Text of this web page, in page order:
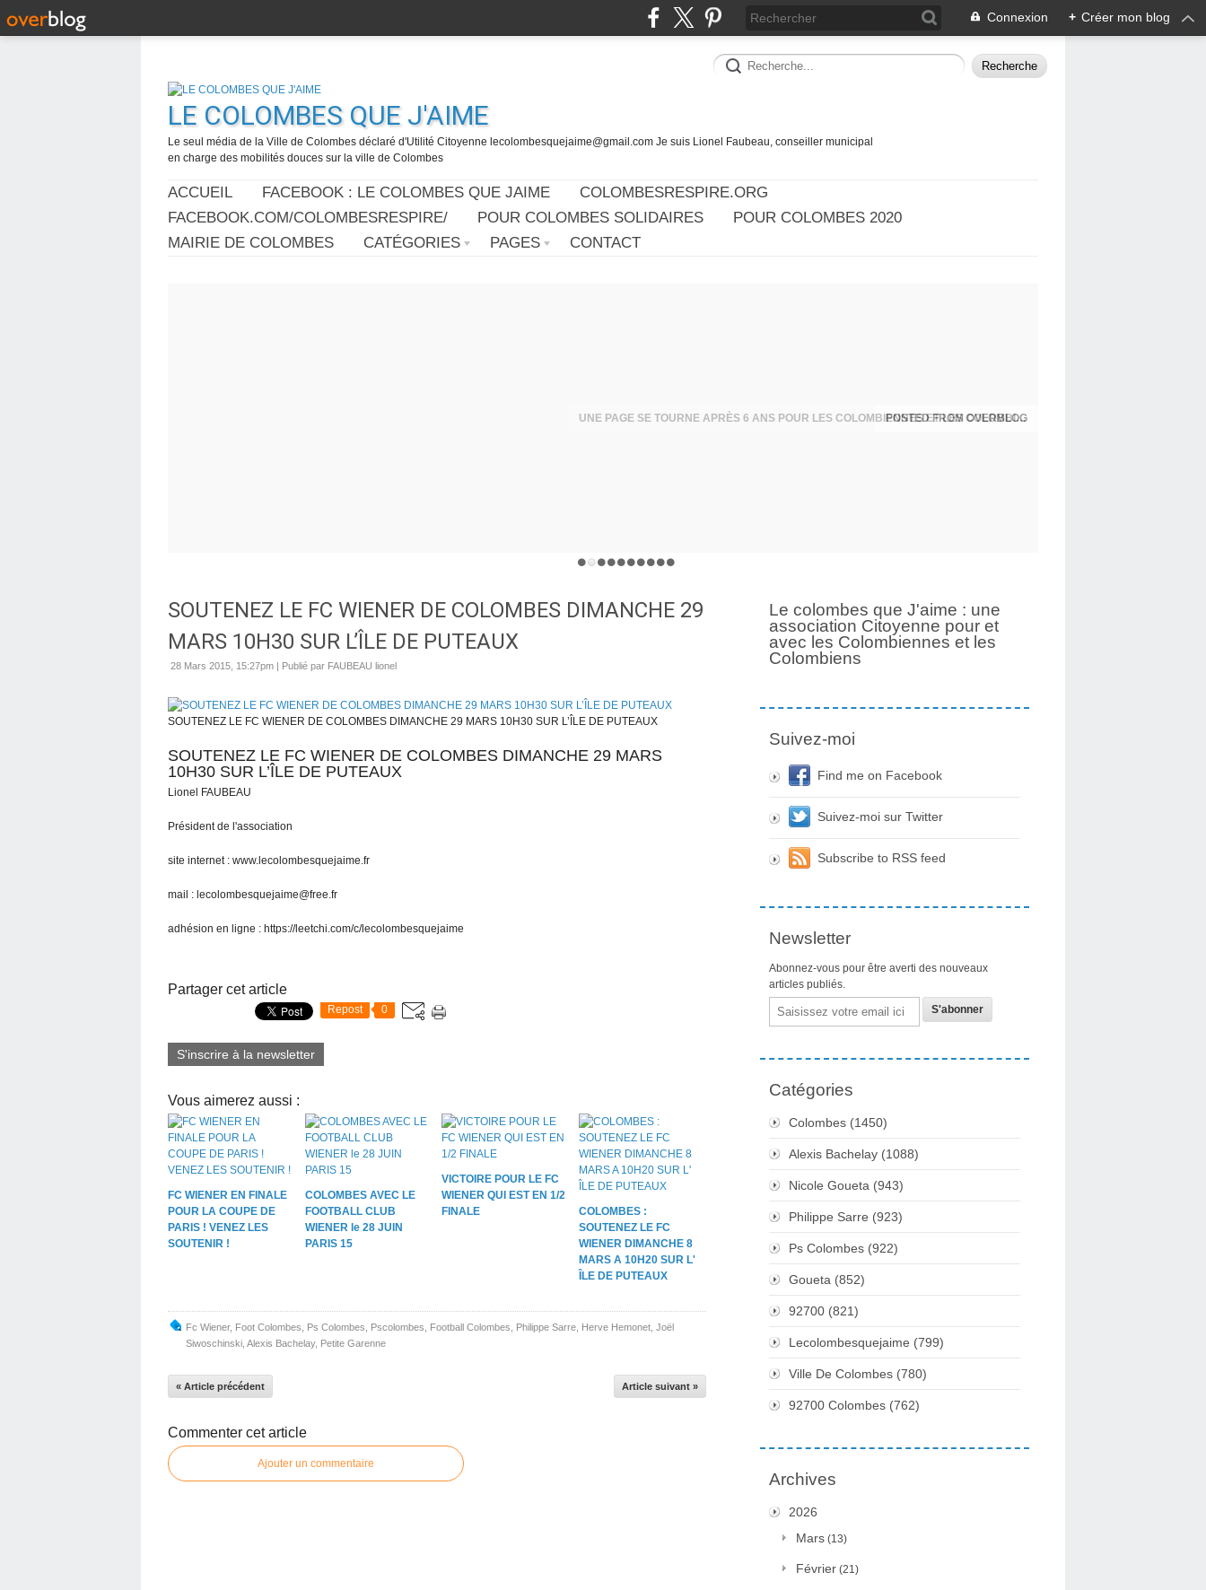
Connexion + Créer mon blog
LE COLOMBES QUE J'AIME
Le seul média de la Ville de Colombes déclaré d'Utilité Citoyenne lecolombesquejaime@gmail.com Je suis Lionel Faubeau, conseiller municipal
en charge des mobilités douces sur la ville de Colombes
ACCUEIL FACEBOOK : LE COLOMBES QUE JAIME
COLOMBESRESPIRE.ORG
FACEBOOK.COM/COLOMBESRESPIRE/
POUR COLOMBES SOLIDAIRES
POUR COLOMBES 2020
MAIRIE DE COLOMBES
CATÉGORIES PAGES CONTACT
UNE PAGE SE TOURNE APRÈS 6 ANS POUR LES COLOMBIENNES ET LES COLOMBIENS
SOUTENEZ LE FC WIENER DE COLOMBES DIMANCHE 29
MARS 10H30 SUR L’ÎLE DE PUTEAUX
28 Mars 2015, 15:27pm | Publié par FAUBEAU lionel
SOUTENEZ LE FC WIENER DE COLOMBES DIMANCHE 29 MARS 10H30 SUR L’ÎLE DE PUTEAUX
SOUTENEZ LE FC WIENER DE COLOMBES DIMANCHE 29 MARS
10H30 SUR L’ÎLE DE PUTEAUX
Lionel FAUBEAU
Président de l'association
site internet : www.lecolombesquejaime.fr
mail : lecolombesquejaime@free.fr
adhésion en ligne : https://leetchi.com/c/lecolombesquejaime
Partager cet article
Repost 0
S'inscrire à la newsletter
Vous aimerez aussi :
FC WIENER EN FINALE
POUR LA COUPE DE
PARIS ! VENEZ LES
SOUTENIR !
COLOMBES AVEC LE
FOOTBALL CLUB
WIENER le 28 JUIN
PARIS 15
VICTOIRE POUR LE FC
WIENER QUI EST EN 1/2
FINALE
COLOMBES :
SOUTENEZ LE FC
WIENER DIMANCHE 8
MARS A 10H20 SUR L'
ÎLE DE PUTEAUX
Fc Wiener, Foot Colombes Ps Colombes Pscolombes Football Colombes Philippe Sarre Herve Hemonet Joël
Siwoschinski Alexis Bachelay, Petite Garenne
« Article précédent Article suivant »
Commenter cet article
Ajouter un commentaire
Le colombes que J'aime : une
association Citoyenne pour et
avec les Colombiennes et les
Colombiens
Suivez-moi
Find me on Facebook
Suivez-moi sur Twitter
Subscribe to RSS feed
Newsletter
Abonnez-vous pour être averti des nouveaux
articles publiés.
Email
Catégories
Colombes (1450)
Alexis Bachelay (1088)
Nicole Goueta (943)
Philippe Sarre (923)
Ps Colombes (922)
Goueta (852)
92700 (821)
Lecolombesquejaime (799)
Ville De Colombes (780)
92700 Colombes (762)
Archives
2026
Mars (13)
Février (21)